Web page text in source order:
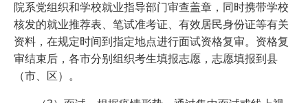
院系党组织和学校就业指导部门审查盖章，同时携带学校
核发的就业推荐表、笔试准考证、有效居民身份证等有关
资料，在规定时间到指定地点进行面试资格复审。资格复
审结束后，各市分别组织考生填报志愿，志愿填报到县
（市、区）。